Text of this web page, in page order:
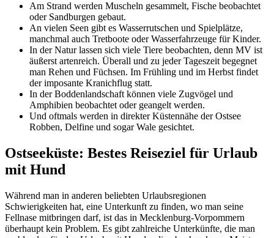
Am Strand werden Muscheln gesammelt, Fische beobachtet
oder Sandburgen gebaut.
An vielen Seen gibt es Wasserrutschen und Spielplätze,
manchmal auch Tretboote oder Wasserfahrzeuge für Kinder.
In der Natur lassen sich viele Tiere beobachten, denn MV ist
äußerst artenreich. Überall und zu jeder Tageszeit begegnet
man Rehen und Füchsen. Im Frühling und im Herbst findet
der imposante Kranichflug statt.
In der Boddenlandschaft können viele Zugvögel und
Amphibien beobachtet oder geangelt werden.
Und oftmals werden in direkter Küstennähe der Ostsee
Robben, Delfine und sogar Wale gesichtet.
Ostseeküste: Bestes Reiseziel für Urlaub
mit Hund
Während man in anderen beliebten Urlaubsregionen
Schwierigkeiten hat, eine Unterkunft zu finden, wo man seine
Fellnase mitbringen darf, ist das in Mecklenburg-Vorpommern
überhaupt kein Problem. Es gibt zahlreiche Unterkünfte, die man